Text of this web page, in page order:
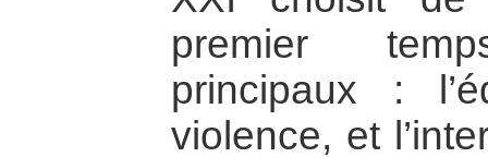
premier
principaux :
violence, et